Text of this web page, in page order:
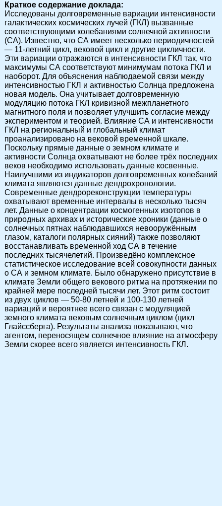
Краткое содержание доклада:
Исследованы долговременные вариации интенсивности
галактических космических лучей (ГКЛ) вызванные
соответствующими колебаниями солнечной активности
(СА). Известно, что СА имеет несколько периодичностей
— 11-летний цикл, вековой цикл и другие цикличности.
Эти вариации отражаются в интенсивности ГКЛ так, что
максимумы СА соответствуют минимумам потока ГКЛ и
наоборот. Для объяснения наблюдаемой связи между
интенсивностью ГКЛ и активностью Солнца предложена
новая модель. Она учитывает долговременную
модуляцию потока ГКЛ кривизной межпланетного
магнитного поля и позволяет улучшить согласие между
экспериментом и теорией. Влияние СА и интенсивности
ГКЛ на региональный и глобальный климат
проанализировано на вековой временной шкале.
Поскольку прямые данные о земном климате и
активности Солнца охватывают не более трёх последних
веков необходимо использовать данные косвенные.
Наилучшими из индикаторов долговременных колебаний
климата являются данные дендрохронологии.
Современные дендрореконструкции температуры
охватывают временные интервалы в несколько тысяч
лет. Данные о концентрации космогенных изотопов в
природных архивах и исторические хроники (данные о
солнечных пятнах наблюдавшихся невооружённым
глазом, каталоги полярных сияний) также позволяют
восстанавливать временной ход СА в течение
последних тысячелетий. Произведёно комплексное
статистическое исследование всей совокупности данных
о СА и земном климате. Было обнаружено присутствие в
климате Земли общего векового ритма на протяжении по
крайней мере последней тысячи лет. Этот ритм состоит
из двух циклов — 50-80 летней и 100-130 летней
вариаций и вероятнее всего связан с модуляцией
земного климата вековым солнечным циклом (цикл
Глайссберга). Результаты анализа показывают, что
агентом, переносящем солнечное влияние на атмосферу
Земли скорее всего является интенсивность ГКЛ.